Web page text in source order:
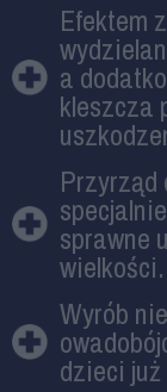
Efektem
a
kleszcza
Przyrząd
sprawne
wielkości.
Wyrób
dzieci